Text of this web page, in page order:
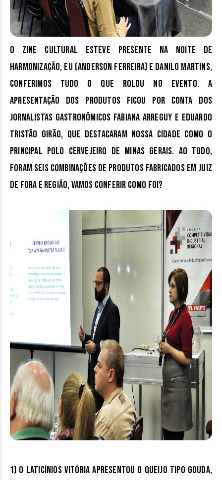
O Zine Cultural esteve presente na noite de
harmonização, eu (Anderson Ferreira) e Danilo Martins,
conferimos tudo o que rolou no evento. A
apresentação dos produtos ficou por conta dos
jornalistas gastronômicos Fabiana Arreguy e Eduardo
Tristão Girão, que destacaram nossa cidade como o
principal polo cervejeiro de Minas Gerais. Ao todo,
foram seis combinações de produtos fabricados em Juiz
de Fora e região, vamos conferir como foi?
1) O Laticínios Vitória apresentou o Queijo Tipo Gouda,